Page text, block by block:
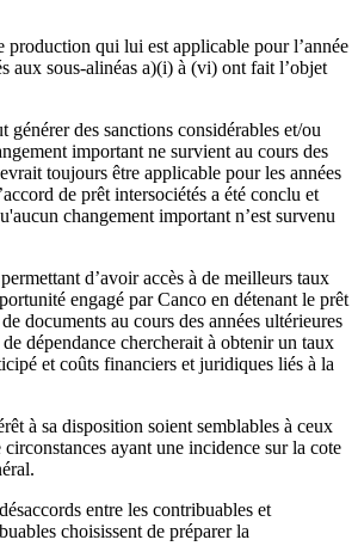
qui lui est applicable pour l’année
aux sous-alinéas a)(i) à (vi) ont fait l’objet
des sanctions considérables et/ou
important ne survient au cours des
toujours être applicable pour les années
de prêt intersociétés a été conclu et
changement important n’est survenu
d’avoir accès à de meilleurs taux
engagé par Canco en détenant le prêt
documents au cours des années ultérieures
dépendance chercherait à obtenir un taux
et coûts financiers et juridiques liés à la
à sa disposition soient semblables à ceux
ayant une incidence sur la cote
entre les contribuables et
choisissent de préparer la